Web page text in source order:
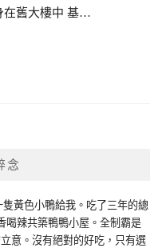
在舊大樓中 基…
念
黃色小鴨給我。吃了三年的總
喝辣共築鴨鴨小屋。全制霸是
意。沒有絕對的好吃，只有選